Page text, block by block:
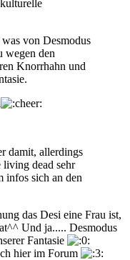
von Desmodus
wegen den
Knorrhahn und
damit, allerdings
dead sehr
infos sich an den
das Desi eine Frau ist,
Und ja..... Desmodus
Fantasie
hier im Forum